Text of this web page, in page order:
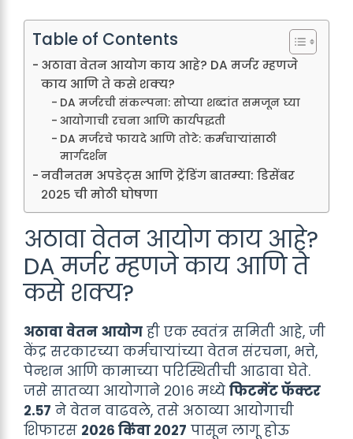
Table of Contents
अठावा वेतन आयोग काय आहे? DA मर्जर म्हणजे
काय आणि ते कसे शक्य?
DA मर्जरची संकल्पना: सोप्या शब्दांत समजून घ्या
आयोगाची रचना आणि कार्यपद्धती
DA मर्जरचे फायदे आणि तोटे: कर्मचाऱ्यांसाठी
मार्गदर्शन
नवीनतम अपडेट्स आणि ट्रेंडिंग बातम्या: डिसेंबर
२०२५ ची मोठी घोषणा
अठावा वेतन आयोग काय आहे?
DA मर्जर म्हणजे काय आणि ते
कसे शक्य?
अठावा वेतन आयोग ही एक स्वतंत्र समिती आहे, जी
केंद्र सरकारच्या कर्मचाऱ्यांच्या वेतन संरचना, भत्ते,
पेन्शन आणि कामाच्या परिस्थितीची आढावा घेते.
जसे सातव्या आयोगाने २०१६ मध्ये फिटमेंट फॅक्टर
२.५७ ने वेतन वाढवले, तसे अठाव्या आयोगाची
शिफारस २०२६ किंवा २०२७ पासून लागू होऊ